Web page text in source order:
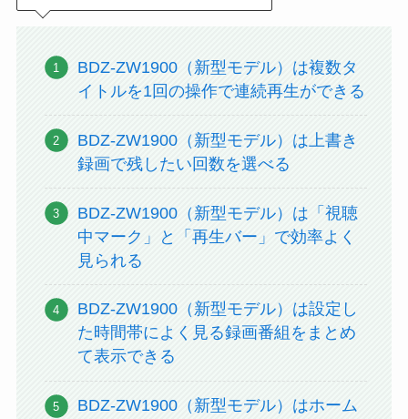
BDZ-ZW1900（新型モデル）は複数タ
イトルを1回の操作で連続再生ができる
BDZ-ZW1900（新型モデル）は上書き
録画で残したい回数を選べる
BDZ-ZW1900（新型モデル）は「視聴
中マーク」と「再生バー」で効率よく
見られる
BDZ-ZW1900（新型モデル）は設定し
た時間帯によく見る録画番組をまとめ
て表示できる
BDZ-ZW1900（新型モデル）はホーム